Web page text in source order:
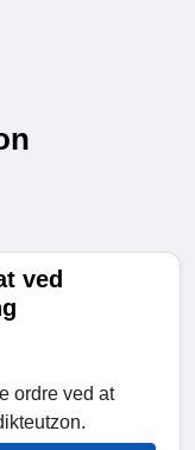
ved
ordre ved at